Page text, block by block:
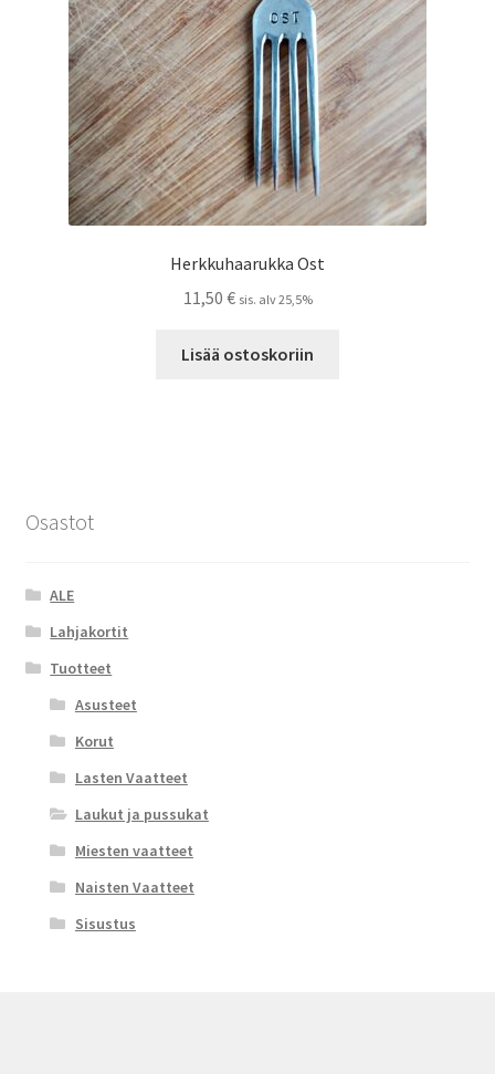
Herkkuhaarukka Ost
11,50 € sis. alv 25,5%
Lisää ostoskoriin
Osastot
ALE
Lahjakortit
Tuotteet
Asusteet
Korut
Lasten Vaatteet
Laukut ja pussukat
Miesten vaatteet
Naisten Vaatteet
Sisustus